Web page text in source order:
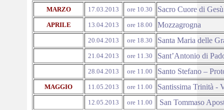
MARZO 17.03.2013 ore 10.30 Sacro Cuore di
APRILE 13.04.2013 ore 18.00 Mozzagrogna
20.04.2013 ore 18.30 Santa Maria delle
21.04.2013 ore 11.30 Sant’Antonio di
28.04.2013 ore 11.00 Santo Stefano –
MAGGIO 11.05.2013 ore 11.00 Santissima Trinità -
12.05.2013 ore 11.00 San Tommaso